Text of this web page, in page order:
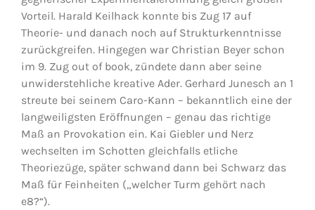
Vorteil. Harald Keilhack konnte bis Zug 17 auf
Theorie- und danach noch auf Strukturkenntnisse
zurückgreifen. Hingegen war Christian Beyer schon
im 9. Zug out of book, zündete dann aber seine
unwiderstehliche kreative Ader. Gerhard Junesch an 1
streute bei seinem Caro-Kann – bekanntlich eine der
langweiligsten Eröffnungen – genau das richtige
Maß an Provokation ein. Kai Giebler und Nerz
wechselten im Schotten gleichfalls etliche
Theoriezüge, später schwand dann bei Schwarz das
Maß für Feinheiten („welcher Turm gehört nach
e8?“).